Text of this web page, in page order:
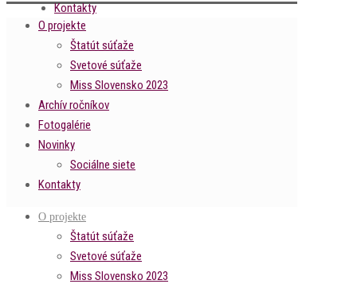
Kontakty
O projekte
Štatút súťaže
Svetové súťaže
Miss Slovensko 2023
Archív ročníkov
Fotogalérie
Novinky
Sociálne siete
Kontakty
O projekte
Štatút súťaže
Svetové súťaže
Miss Slovensko 2023